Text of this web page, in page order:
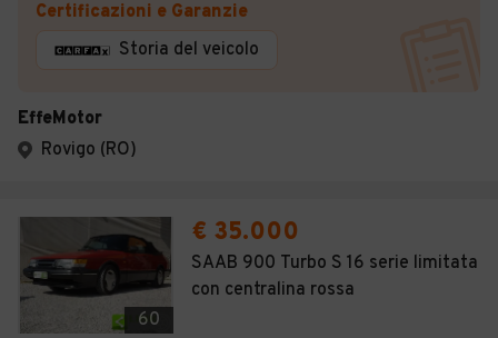
Certificazioni e Garanzie
Storia del veicolo
EffeMotor
Rovigo (RO)
60
€ 35.000
SAAB 900 Turbo S 16 serie limitata
con centralina rossa